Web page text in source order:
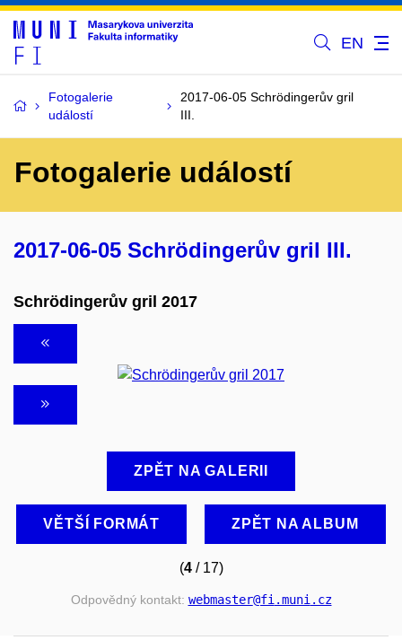
EN
Fotogalerie
událostí
2017-06-05 Schrödingerův gril
III.
Fotogalerie událostí
2017-06-05 Schrödingerův gril III.
Schrödingerův gril 2017
ZPĚT NA GALERII
VĚTŠÍ FORMÁT ZPĚT NA ALBUM
(4/ 17)
Odpovědný kontakt: webmaster@fi.muni.cz